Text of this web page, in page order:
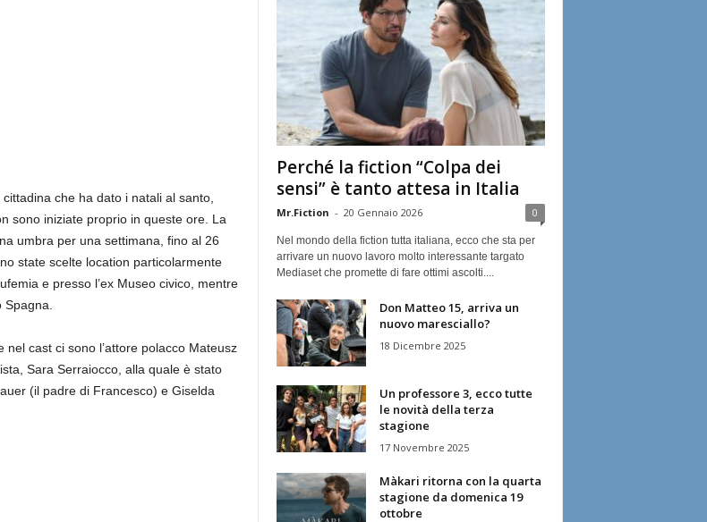
che ha dato i natali al santo,
sono iniziate proprio in queste ore. La
umbra per una settimana, fino al 26
state scelte location particolarmente
e presso l’ex Museo civico, mentre
cast ci sono l’attore polacco Mateusz
Sara Serraiocco, alla quale è stato
(il padre di Francesco) e Giselda
Perché la fiction “Colpa dei
sensi” è tanto attesa in Italia
Mr.Fiction - 20 Gennaio 2026 0
Nel mondo della fiction tutta italiana, ecco che sta per
arrivare un nuovo lavoro molto interessante targato
Mediaset che promette di fare ottimi ascolti....
Don Matteo 15, arriva un
nuovo maresciallo?
18 Dicembre 2025
Un professore 3, ecco tutte
le novità della terza
stagione
17 Novembre 2025
Màkari ritorna con la quarta
stagione da domenica 19
ottobre